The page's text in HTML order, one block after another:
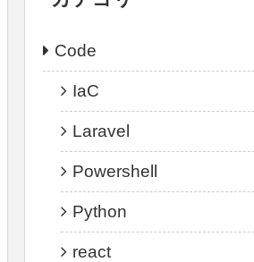
Code
IaC
Laravel
Powershell
Python
react